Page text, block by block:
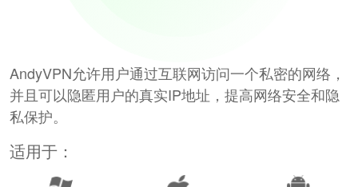
AndyVPN允许用户通过互联网访问一个私密的网络，
并且可以隐匿用户的真实IP地址，提高网络安全和隐
私保护。
适用于：